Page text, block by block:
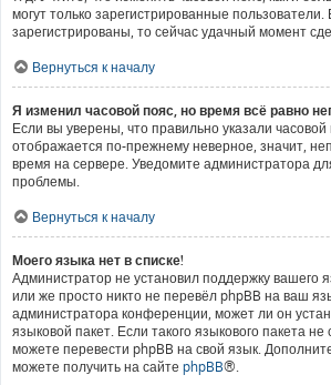
могут только зарегистрированные пользователи.
зарегистрированы, то сейчас удачный момент
Вернуться к началу
Я изменил часовой пояс, но время всё равно
Если вы уверены, что правильно указали
отображается по-прежнему неверное, значит,
время на сервере. Уведомите администратора
проблемы.
Вернуться к началу
Моего языка нет в списке!
Администратор не установил поддержку вашего
или же просто никто не перевёл phpBB на ваш
администратора конференции, может ли он
языковой пакет. Если такого языкового пакета
можете перевести phpBB на свой язык.
можете получить на сайте phpBB®.